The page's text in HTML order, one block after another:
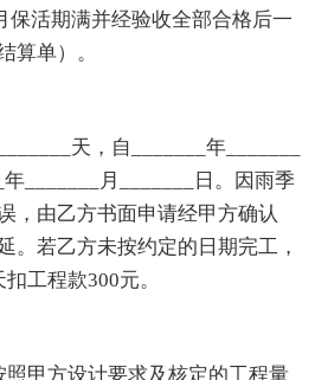
保活期满并经验收全部合格后一
算单）。
天，自_______年_______
_______月_______日。因雨季
，由乙方书面申请经甲方确认
。若乙方未按约定的日期完工，
工程款300元。
照甲方设计要求及核定的工程量